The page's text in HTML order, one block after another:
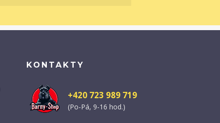
KONTAKTY
+420 723 989 719
(Po-Pá, 9-16 hod.)